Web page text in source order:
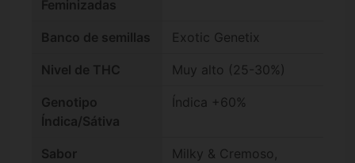
Feminizadas
Banco de semillas Exotic Genetix
Nivel de THC Muy alto (25-30%)
Genotipo
Índica/Sátiva
Índica +60%
Sabor
Milky & Cremoso,